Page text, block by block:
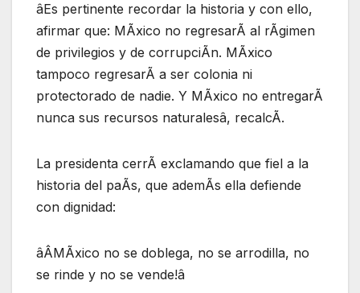
âEs pertinente recordar la historia y con ello,
afirmar que: MÃxico no regresarÃ al rÃgimen
de privilegios y de corrupciÃn. MÃxico
tampoco regresarÃ a ser colonia ni
protectorado de nadie. Y MÃxico no entregarÃ
nunca sus recursos naturalesâ, recalcÃ.
La presidenta cerrÃ exclamando que fiel a la
historia del paÃs, que ademÃs ella defiende
con dignidad:
âÂMÃxico no se doblega, no se arrodilla, no
se rinde y no se vende!â